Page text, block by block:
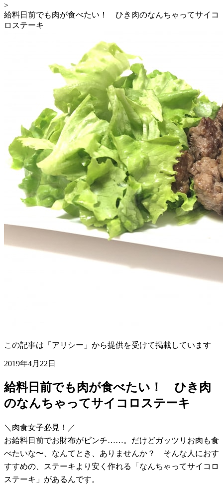
>
給料日前でも肉が食べたい！ ひき肉のなんちゃってサイコ
ロステーキ
この記事は「アリシー」から提供を受けて掲載しています
2019年4月22日
給料日前でも肉が食べたい！ ひき肉
のなんちゃってサイコロステーキ
＼肉食女子必見！／
お給料日前でお財布がピンチ……。だけどガッツリお肉も食
べたいな〜、なんてとき、ありませんか？ そんな人におす
すすめの、ステーキより安く作れる「なんちゃってサイコロ
ステーキ」があるんです。